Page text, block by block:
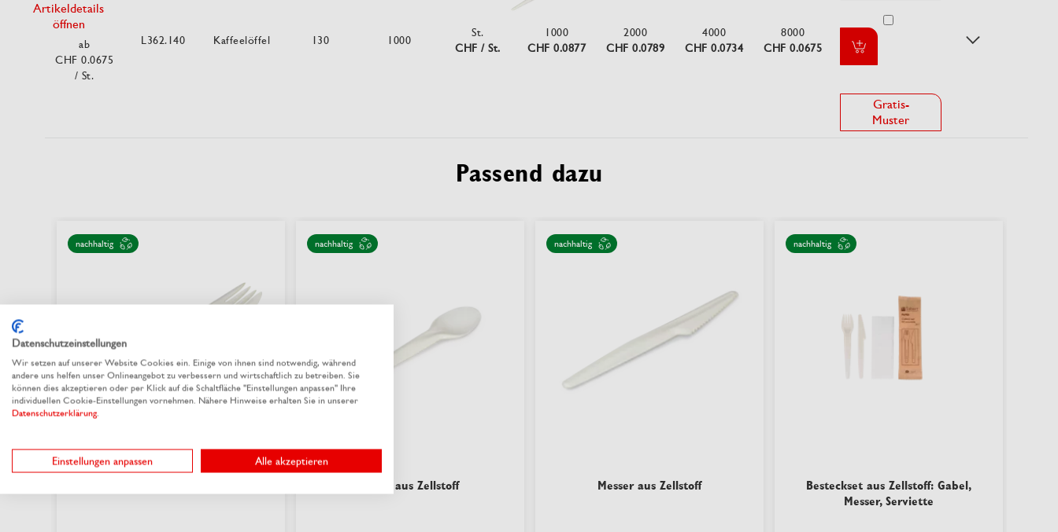
Artikeldetails
öffnen
ab
CHF 0.0675
/ St.
L362.140 Kaffeelöffel 130 1000
St.
CHF / St.
1000
CHF 0.0877
2000
CHF 0.0789
4000
CHF 0.0734
8000
CHF 0.0675
Gratis-
Muster
Passend dazu
nachhaltig nachhaltig
Löffel aus Zellstoff
nachhaltig
Messer aus Zellstoff
nachhaltig
Besteckset aus Zellstoff: Gabel,
Messer, Serviette
Datenschutzeinstellungen
Wir setzen auf unserer Website Cookies ein. Einige von ihnen sind notwendig, während
andere uns helfen unser Onlineangebot zu verbessern und wirtschaftlich zu betreiben. Sie
können dies akzeptieren oder per Klick auf die Schaltfläche "Einstellungen anpassen" Ihre
individuellen Cookie-Einstellungen vornehmen. Nähere Hinweise erhalten Sie in unserer
Datenschutzerklärung.
Einstellungen anpassen Alle akzeptieren